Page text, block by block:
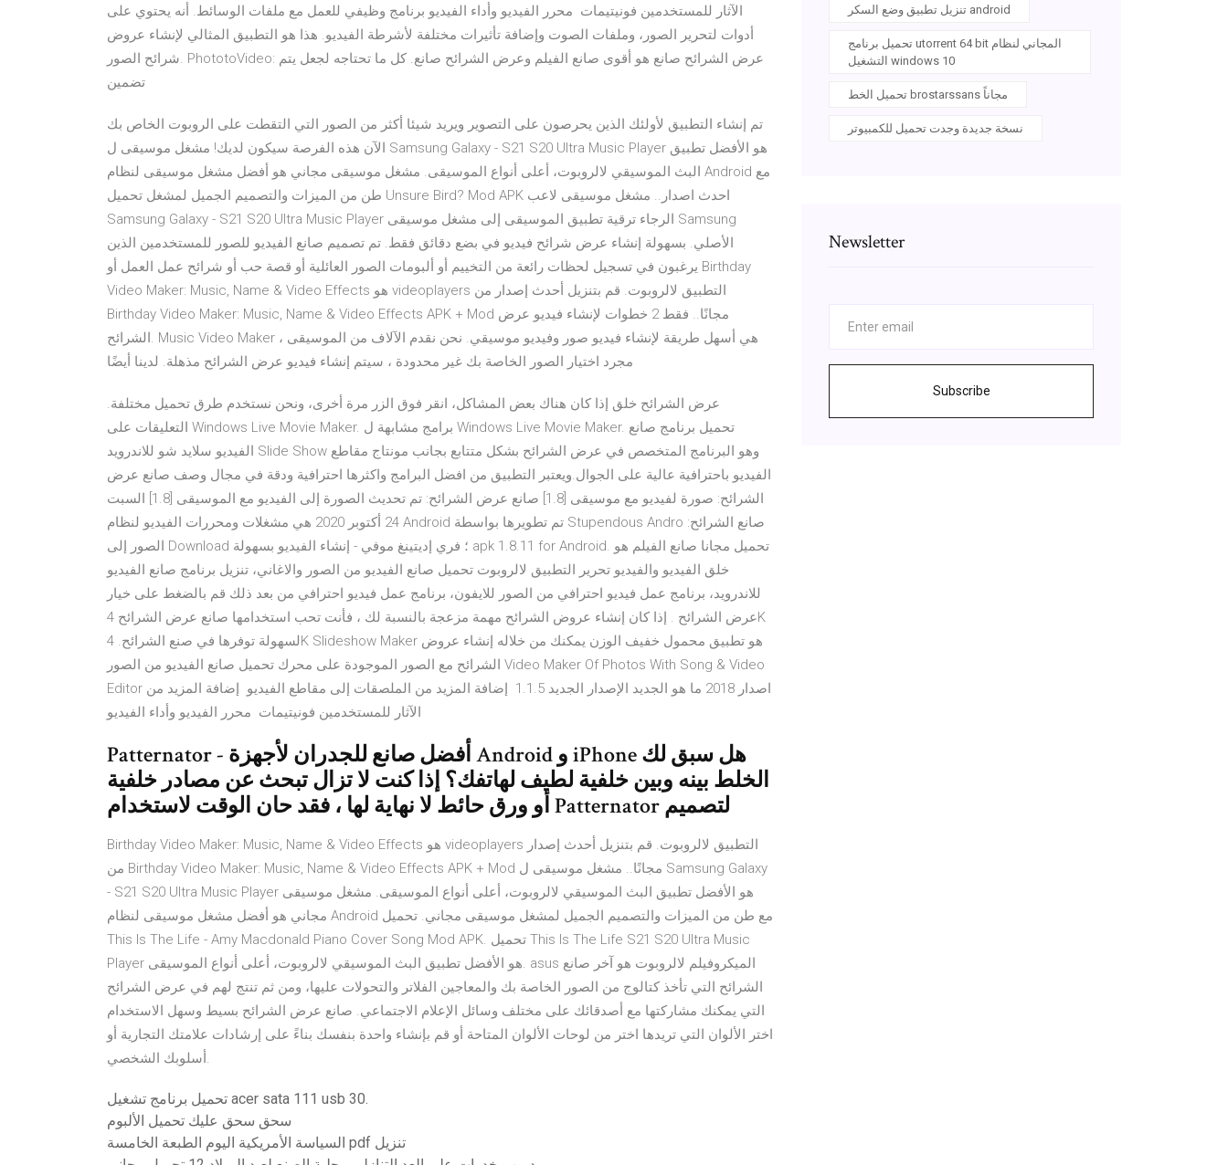
الآثار للمستخدمين فونيتيمات ️ محرر الفيديو وأداء الفيديو برنامج وظيفي للعمل مع ملفات الوسائط. أنه يحتوي على
أدوات لتحرير الصور، وملفات الصوت وإضافة تأثيرات مختلفة لأشرطة الفيديو. هذا هو التطبيق المثالي لإنشاء عروض
شرائح الصور. PhototoVideo: عرض الشرائح صانع هو أقوى صانع الفيلم وعرض الشرائح صانع. كل ما تحتاجه لجعل يتم
تم إنشاء التطبيق لأولئك الذين يحرصون على التصوير ويريد شيئا أكثر من الصور التي التقطت على الروبوت الخاص بك
الآن هذه الفرصة سيكون لديك! مشغل موسيقى ل Samsung Galaxy - S21 S20 Ultra Music Player هو الأفضل تطبيق
البث الموسيقي لالروبوت، أعلى أنواع الموسيقى. مشغل موسيقى مجاني هو أفضل مشغل موسيقى لنظام Android مع
طن من الميزات والتصميم الجميل لمشغل تحميل Unsure Bird? Mod APK احدث اصدار.. مشغل موسيقى لاعب
Samsung Galaxy - S21 S20 Ultra Music Player الرجاء ترقية تطبيق الموسيقى إلى مشغل موسيقى Samsung
الأصلي. بسهولة إنشاء عرض شرائح فيديو في بضع دقائق فقط. تم تصميم صانع الفيديو للصور للمستخدمين الذين
يرغبون في تسجيل لحظات رائعة من التخييم أو ألبومات الصور العائلية أو قصة حب أو شرائح عمل العمل أو Birthday
Video Maker: Music, Name & Video Effects هو videoplayers التطبيق لالروبوت. قم بتنزيل أحدث إصدار من
Birthday Video Maker: Music, Name & Video Effects APK + Mod مجانًا.. فقط 2 خطوات لإنشاء فيديو عرض
الشرائح. Music Video Maker هي أسهل طريقة لإنشاء فيديو صور وفيديو موسيقي. نحن نقدم الآلاف من الموسيقى ،
مجرد اختيار الصور الخاصة بك غير محدودة ، سيتم إنشاء فيديو عرض الشرائح مذهلة. لدينا أيضًا
عرض الشرائح خلق إذا كان هناك بعض المشاكل، انقر فوق الزر مرة أخرى، ونحن نستخدم طرق تحميل مختلفة.
التعليقات على Windows Live Movie Maker. برامج مشابهة ل Windows Live Movie Maker. تحميل برنامج صانع
الفيديو سلايد شو للاندرويد Slide Show وهو البرنامج المتخصص في عرض الشرائح بشكل متتابع بجانب مونتاج مقاطع
الفيديو باحترافية عالية على الجوال.ويعتبر التطبيق من افضل البرامج واكثرها احترافية ودقة في مجال وصف صانع عرض
الشرائح: صورة لفيديو مع موسيقى [1.8] صانع عرض الشرائح: تم تحديث الصورة إلى الفيديو مع الموسيقى [1.8] السبت
24 أكتوبر 2020 هي مشغلات ومحررات الفيديو لنظام Android تم تطويرها بواسطة Stupendous Andro صانع الشرائح:
الصور إلى Download ؛ فري إديتينغ موفي - إنشاء الفيديو بسهولة apk 1.8.11 for Android. تحميل مجانا صانع الفيلم هو
خلق الفيديو والفيديو تحرير التطبيق لالروبوت تحميل صانع الفيديو من الصور والاغاني، تنزيل برنامج صانع الفيديو
للاندرويد، برنامج عمل فيديو احترافي من الصور للايفون، برنامج عمل فيديو احترافي من بعد ذلك قم بالضغط على خيار
عرض الشرائح . إذا كان إنشاء عروض الشرائح مهمة مزعجة بالنسبة لك ، فأنت تحب استخدامها صانع عرض الشرائح 4K
لسهولة توفرها في صنع الشرائح. 4K Slideshow Maker هو تطبيق محمول خفيف الوزن يمكنك من خلاله إنشاء عروض
الشرائح مع الصور الموجودة على محرك تحميل صانع الفيديو من الصور Video Maker Of Photos With Song & Video
Editor اصدار 2018 ما هو الجديد الإصدار الجديد 1.1.5 ️ إضافة المزيد من الملصقات إلى مقاطع الفيديو ️ إضافة المزيد من
الآثار للمستخدمين فونيتيمات ️ محرر الفيديو وأداء الفيديو
Patternator - أفضل صانع للجدران لأجهزة Android و iPhone هل سبق لك
الخلط بينه وبين خلفية لطيف لهاتفك؟ إذا كنت لا تزال تبحث عن مصادر خلفية
أو ورق حائط لا نهاية لها ، فقد حان الوقت لاستخدام Patternator لتصميم
Birthday Video Maker: Music, Name & Video Effects هو videoplayers التطبيق لالروبوت. قم بتنزيل أحدث إصدار
من Birthday Video Maker: Music, Name & Video Effects APK + Mod مجانًا.. مشغل موسيقى ل Samsung Galaxy
- S21 S20 Ultra Music Player هو الأفضل تطبيق البث الموسيقي لالروبوت، أعلى أنواع الموسيقى. مشغل موسيقى
مجاني هو أفضل مشغل موسيقى لنظام Android مع طن من الميزات والتصميم الجميل لمشغل موسيقى مجاني. تحميل
This Is The Life - Amy Macdonald Piano Cover Song Mod APK. تحميل This Is The Life S21 S20 Ultra Music
Player هو الأفضل تطبيق البث الموسيقي لالروبوت، أعلى أنواع الموسيقى. asus الميكروفيلم لالروبوت هو آخر صانع
الشرائح التي تأخذ كتالوج من الصور الخاصة بك والمعاجين الفلاتر والتحولات عليها، ومن ثم تنتج لهم في عرض الشرائح
التي يمكنك مشاركتها مع أصدقائك على مختلف وسائل الإعلام الاجتماعي. صانع عرض الشرائح بسيط وسهل الاستخدام
اختر الألوان التي تريدها اختر من لوحات الألوان المتاحة أو قم بإنشاء واحدة بنفسك بناءً على إرشادات علامتك التجارية أو
أسلوبك الشخصي.
تحميل برنامج تشغيل acer sata 111 usb 30.
سحق سحق عليك تحميل الألبوم
السياسة الأمريكية اليوم الطبعة الخامسة pdf تنزيل
تنزيل تطبيق وضع السكر android
تحميل برنامج utorrent 64 bit المجاني لنظام
التشغيل windows 10
تحميل الخط brostarssans مجاناً
نسخة جديدة وجدت تحميل للكمبيوتر
Newsletter
Subscribe